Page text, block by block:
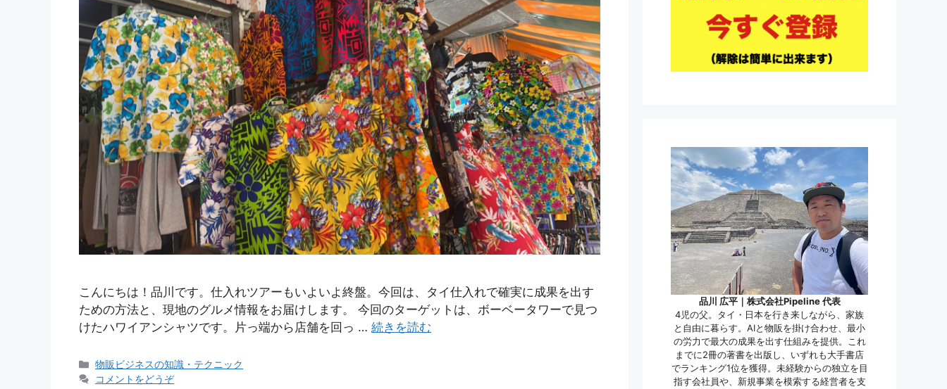
こんにちは！品川です。仕入れツアーもいよいよ終盤。今回は、タイ仕入れで確実に成果を出す
ための方法と、現地のグルメ情報をお届けします。 今回のターゲットは、ボーベータワーで見つ
けたハワイアンシャツです。片っ端から店舗を回っ … 続きを読む
カ
テ
物販ビジネスの知識・テクニック
コメントをどうぞ
品川 広平｜株式会社Pipeline 代表
4児の父。タイ・日本を行き来しながら、家族
と自由に暮らす。AIと物販を掛け合わせ、最小
の労力で最大の成果を出す仕組みを提供。これ
までに2冊の著書を出版し、いずれも大手書店
でランキング1位を獲得。未経験からの独立を目
指す会社員や、新規事業を模索する経営者を支